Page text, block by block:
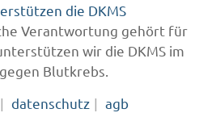
die DKMS
Verantwortung gehört für
wir die DKMS im
Blutkrebs.
datenschutz agb